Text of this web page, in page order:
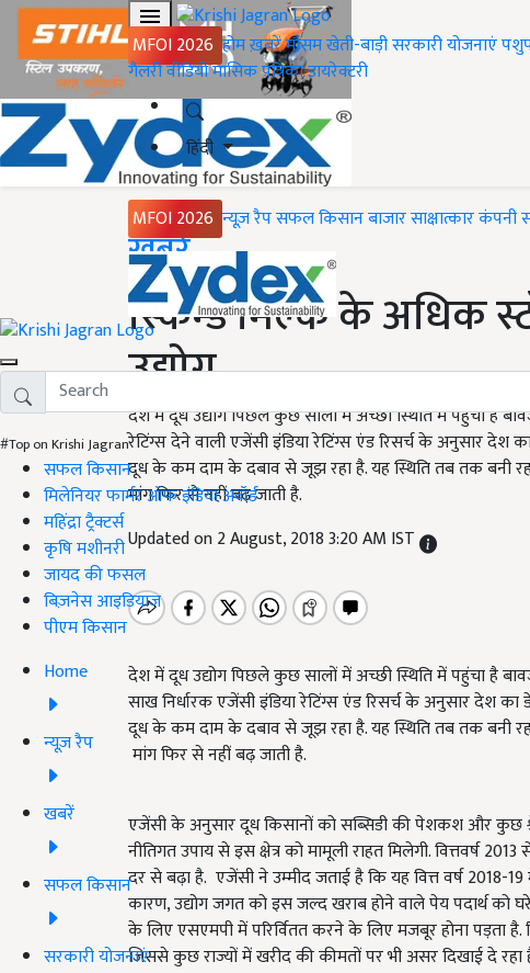
MFOI 2026 होमख़बरेंमौसमखेती-बाड़ीसरकारी योजनाएं
गैलरीवीडियोमासिक पत्रिकाडायरेक्टरी
हिंदी
MFOI 2026 न्यूज़ रैपसफल किसानबाजारसाक्षात्कारकंपनी
#Top on Krishi Jagran
सफल किसान
मिलेनियर फार्मर ऑफ इंडिया अवॉर्ड
महिंद्रा ट्रैक्टर्स
कृषि मशीनरी
जायद की फसल
बिज़नेस आइडियाज
पीएम किसान
Home
न्यूज़ रैप
खबरें
सफल किसान
सरकारी योजनाएं
Home
ख़बरें
स्किम्ड मिल्क के अधिक
उद्योग
देश में दूध उद्योग पिछले कुछ सालों में अच्छी स्थिति में पहुंचा है
रेटिंग्स देने वाली एजेंसी इंडिया रेटिंग्स एंड रिसर्च के अनुसार देश
दूध के कम दाम के दबाव से जूझ रहा है. यह स्थिति तब तक बनी
मांग फिर से नहीं बढ़ जाती है.
Updated on 2 August, 2018 3:20 AM IST
देश में दूध उद्योग पिछले कुछ सालों में अच्छी स्थिति में पहुंचा है
साख निर्धारक एजेंसी इंडिया रेटिंग्स एंड रिसर्च के अनुसार देश
दूध के कम दाम के दबाव से जूझ रहा है. यह स्थिति तब तक बनी
मांग फिर से नहीं बढ़ जाती है.
एजेंसी के अनुसार दूध किसानों को सब्सिडी की पेशकश और कुछ
नीतिगत उपाय से इस क्षेत्र को मामूली राहत मिलेगी. वित्तवर्ष
दर से बढ़ा है. एजेंसी ने उम्मीद जताई है कि यह वित्त वर्ष 2018-
कारण, उद्योग जगत को इस जल्द खराब होने वाले पेय पदार्थ को
के लिए एसएमपी में परिर्वितत करने के लिए मजबूर होना पड़ता है.
जिससे कुछ राज्यों में खरीद की कीमतों पर भी असर दिखाई दे रहा